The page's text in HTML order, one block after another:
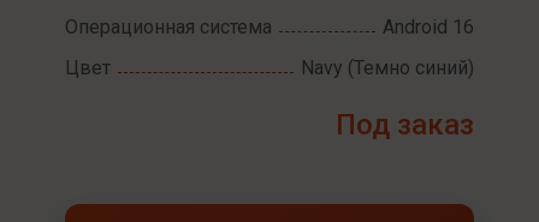
Операционная система
Android 16
Цвет
Navy (Темно синий)
Под заказ